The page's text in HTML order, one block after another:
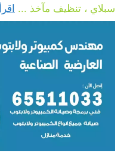
سبلاي ، تنظيف مآخذ ...